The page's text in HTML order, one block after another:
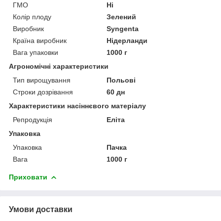
ГМО
Ні
Колір плоду
Зелений
Виробник
Syngenta
Країна виробник
Нідерланди
Вага упаковки
1000 г
Агрономічні характеристики
Тип вирощування
Польові
Строки дозрівання
60 дн
Характеристики насіннєвого матеріалу
Репродукція
Еліта
Упаковка
Упаковка
Пачка
Вага
1000 г
Приховати
Умови доставки